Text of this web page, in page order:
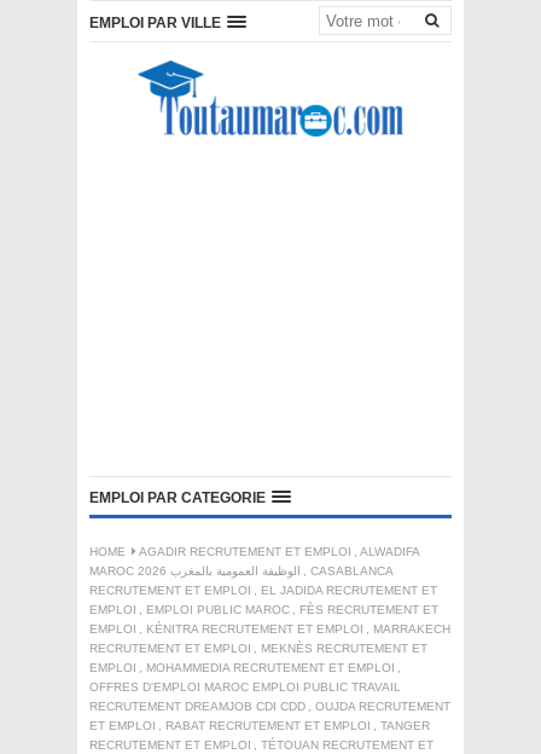
EMPLOI PAR VILLE
EMPLOI PAR CATEGORIE
HOME AGADIR RECRUTEMENT ET EMPLOI , ALWADIFA
MAROC 2026 الوظيفة العمومية بالمغرب
, CASABLANCA
RECRUTEMENT ET EMPLOI , EL JADIDA RECRUTEMENT ET
EMPLOI , EMPLOI PUBLIC MAROC , FÈS RECRUTEMENT ET
EMPLOI , KÉNITRA RECRUTEMENT ET EMPLOI , MARRAKECH
RECRUTEMENT ET EMPLOI , MEKNÈS RECRUTEMENT ET
EMPLOI , MOHAMMEDIA RECRUTEMENT ET EMPLOI ,
OFFRES D'EMPLOI MAROC EMPLOI PUBLIC TRAVAIL
RECRUTEMENT DREAMJOB CDI CDD , OUJDA RECRUTEMENT
ET EMPLOI , RABAT RECRUTEMENT ET EMPLOI , TANGER
RECRUTEMENT ET EMPLOI , TÉTOUAN RECRUTEMENT ET